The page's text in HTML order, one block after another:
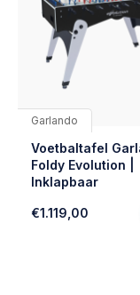
Garlando
Voetbaltafel
Foldy Evolution |
Inklapbaar
€1.119,00